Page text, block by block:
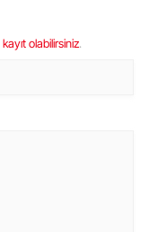
kayıt olabilirsiniz.